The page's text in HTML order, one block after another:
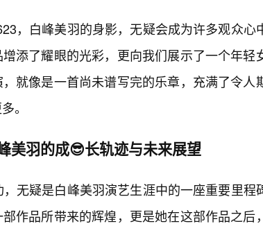
，白峰美羽的身影，无疑会成为许多观众心
添了耀眼的光彩，更向我们展示了一个年轻
就像是一首尚未谱写完的乐章，充满了令人
。
美羽的成😎长轨迹与未来展望
无疑是白峰美羽演艺生涯中的一座重要里程
作品所带来的辉煌，更是她在这部作品之后